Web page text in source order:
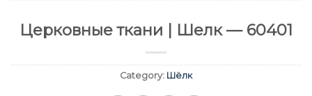
Церковные ткани | Шелк — 60401
Category: Шёлк